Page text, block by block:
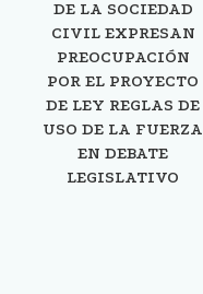
DE LA SOCIEDAD
CIVIL EXPRESAN
PREOCUPACIÓN
POR EL PROYECTO
DE LEY REGLAS DE
USO DE LA FUERZA
EN DEBATE
LEGISLATIVO